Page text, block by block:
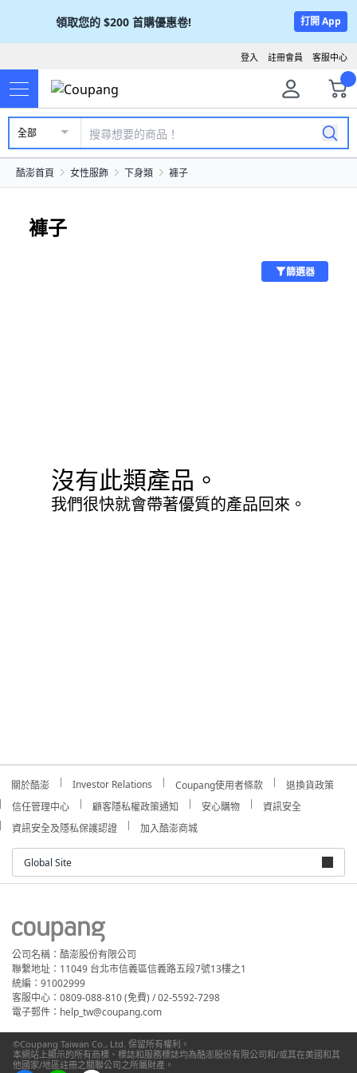
領取您的 $200 首購優惠卷! 打開 App
客服中心
註冊會員
登入
全部
酷澎首頁 女性服飾 下身類 褲子
褲子
篩選器
沒有此類產品。
我們很快就會帶著優質的產品回來。
關於酷澎 Investor Relations Coupang使用者條款
退換貨政策
信任管理中心
顧客隱私權政策通知 安心購物
資訊安全
資訊安全及隱私保護認證
加入酷澎商城
Global Site
公司名稱：酷澎股份有限公司
聯繫地址：11049 台北市信義區信義路五段7號13樓之1
統編：91002999
客服中心：0809-088-810 (免費) / 02-5592-7298
電子郵件：help_tw@coupang.com
©Coupang Taiwan Co., Ltd. 保留所有權利。
本網站上顯示的所有商標、標誌和服務標誌均為酷澎股份有限公司和/或其在美國和其
他國家/地區註冊之關聯公司之所屬財產。